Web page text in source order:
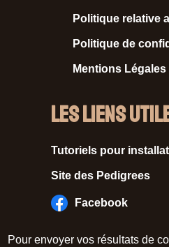
Politique relative
Politique de
Mentions Légales
Les liens
Tutoriels pour
Site des Pedigrees
Facebook
Pour envoyer vos résultats de